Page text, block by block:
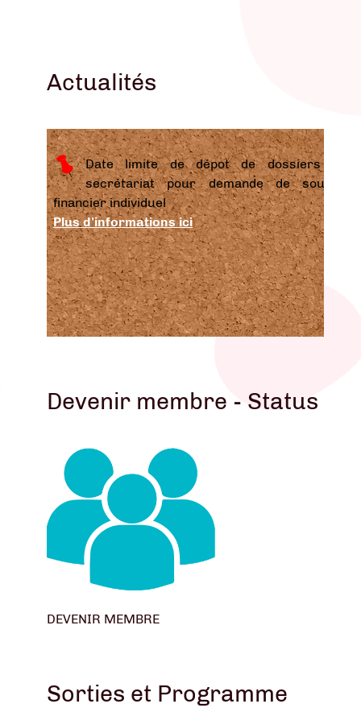
Actualités
Date limite de dépot de dossiers au
secrétariat pour demande de soutien
financier individuel
Plus d'informations ici
Devenir membre - Status
DEVENIR MEMBRE
Sorties et Programme